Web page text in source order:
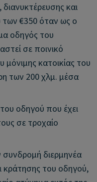
και
των €350 όταν ως ο
οδηγός του
σε ποινικό
κατοικίας του
των 200 χλμ. μέσα
οδηγού που έχει
σε τροχαίο
διερμηνέα
κράτησης του οδηγού,